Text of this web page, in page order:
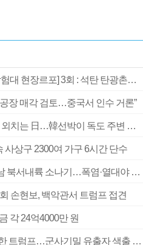
[2026 부산청소년극지체험탐험대 현장르포] 3회 : 석탄 탄광촌에서 북극 연구의 중심지로
장 매각 검토…중국서 인수 거론”
[속보] 여전히 ‘독도는 우리땅’ 외치는 日…韓선박이 독도 주변 해양조사 활동하자 반발
사상구 2300여 가구 6시간 단수
부산 울산 경남 구름 많고 경남 북서내륙 소나기…폭염·열대야 계속
손현보, 백악관서 트럼프 접견
각 24억4000만 원
‘탄약 부족 사태’ 보도에 격노한 트럼프…군사기밀 유출자 색출 지시